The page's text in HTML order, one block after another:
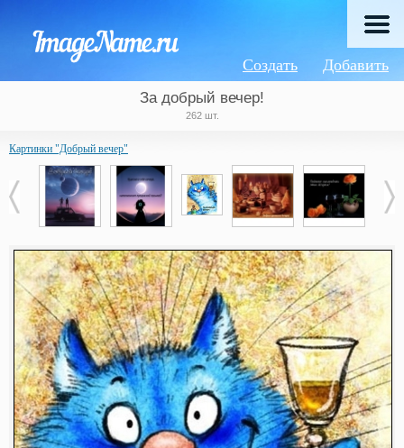
Добавить
Создать
За добрый вечер!
262 шт.
Картинки "Добрый вечер"